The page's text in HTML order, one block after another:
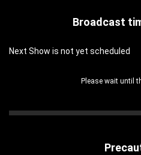
Broadcast
Next Show is not yet scheduled
Please wait until